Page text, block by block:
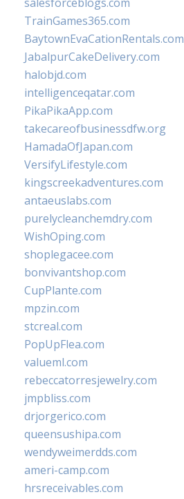
TrainGames365.com
BaytownEvaCationRentals.com
JabalpurCakeDelivery.com
halobjd.com
intelligenceqatar.com
PikaPikaApp.com
takecareofbusinessdfw.org
HamadaOfJapan.com
VersifyLifestyle.com
kingscreekadventures.com
antaeuslabs.com
purelycleanchemdry.com
WishOping.com
shoplegacee.com
bonvivantshop.com
CupPlante.com
mpzin.com
stcreal.com
PopUpFlea.com
valueml.com
rebeccatorresjewelry.com
jmpbliss.com
drjorgerico.com
queensushipa.com
wendyweimerdds.com
ameri-camp.com
hrsreceivables.com